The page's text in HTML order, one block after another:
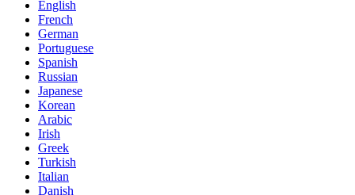
English
French
German
Portuguese
Spanish
Russian
Japanese
Korean
Arabic
Irish
Greek
Turkish
Italian
Danish